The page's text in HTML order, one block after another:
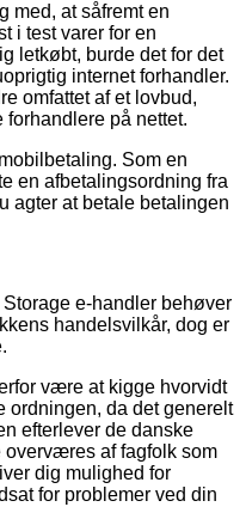
med, at såfremt en
i test varer for en
letkøbt, burde det for det
internet forhandler.
omfattet af et lovbud,
på nettet.
Som en
en afbetalingsordning fra
agter at betale betalingen
e-handler behøver
handelsvilkår, dog er
være at kigge hvorvidt
ordningen, da det generelt
efterlever de danske
overværes af fagfolk som
dig mulighed for
for problemer ved din